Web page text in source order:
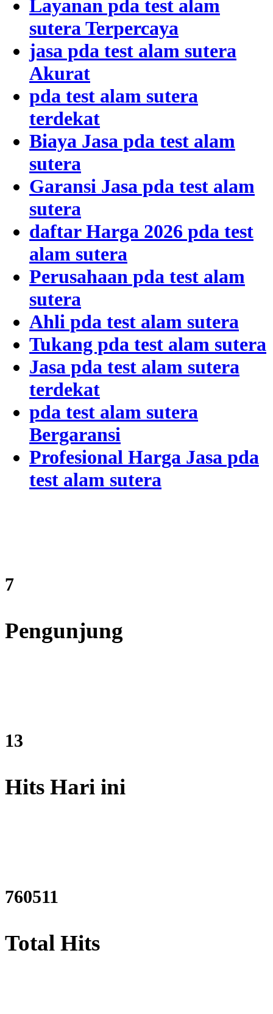
Layanan pda test alam
sutera Terpercaya
jasa pda test alam sutera
Akurat
pda test alam sutera
terdekat
Biaya Jasa pda test alam
sutera
Garansi Jasa pda test alam
sutera
daftar Harga 2026 pda test
alam sutera
Perusahaan pda test alam
sutera
Ahli pda test alam sutera
Tukang pda test alam sutera
Jasa pda test alam sutera
terdekat
pda test alam sutera
Bergaransi
Profesional Harga Jasa pda
test alam sutera
9
Pengunjung
16
Hits Hari ini
920619
Total Hits